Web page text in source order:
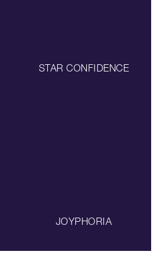
STAR CONFIDENCE
JOYPHORIA